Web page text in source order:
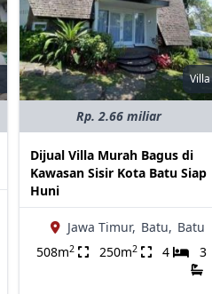
Villa
Rp. 2.66 miliar
Dijual Villa Murah Bagus di
Kawasan Sisir Kota Batu Siap
Huni
Jawa Timur, Batu, Batu
508m2 250m2 4 3